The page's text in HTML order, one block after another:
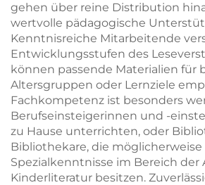
gehen über reine Distribution
wertvolle pädagogische
Kenntnisreiche Mitarbeitende
Entwicklungsstufen des
können passende Materialien für
Altersgruppen oder Lernziele
Fachkompetenz ist besonders
Berufseinsteigerinnen und -
zu Hause unterrichten, oder
Bibliothekare, die möglicherweise
Spezialkenntnisse im Bereich der
Kinderliteratur besitzen.